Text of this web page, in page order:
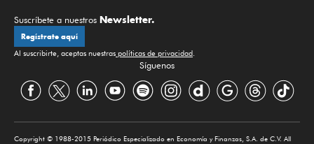
Suscríbete a nuestros Newsletter.
Regístrate aquí
Al suscribirte, aceptas nuestras políticas de privacidad.
Síguenos
Copyright © 1988-2015 Periódico Especializado en Economía y Finanzas, S.A. de C.V. All